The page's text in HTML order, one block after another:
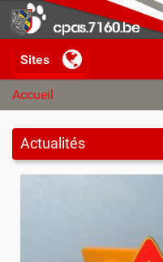
Accueil
Actualités